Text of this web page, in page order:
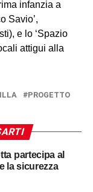
infanzia a
Savio’,
e lo ‘Spazio
attigui alla
PROGETTO
partecipa al
la sicurezza